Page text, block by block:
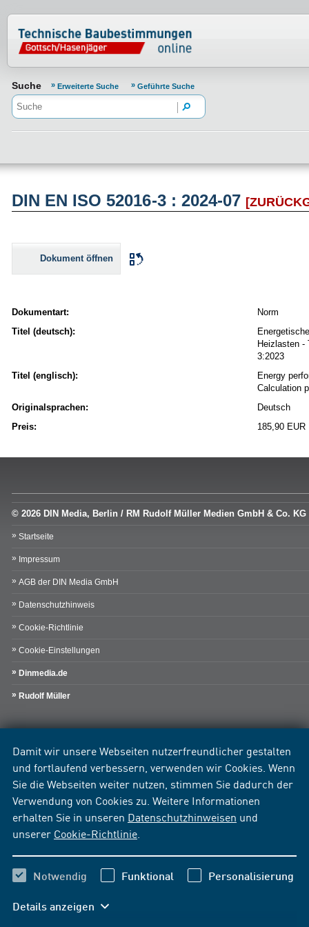
Damit wir unsere Webseiten nutzerfreundlicher gestalten
und fortlaufend verbessern, verwenden wir Cookies. Wenn
Sie die Webseiten weiter nutzen, stimmen Sie dadurch der
Verwendung von Cookies zu. Weitere Informationen
erhalten Sie in unseren Datenschutzhinweisen und
unserer Cookie-Richtlinie
Notwendig Funktional Personalisierung
Details anzeigen
Normenportal Barrierefreiheit
Suche Erweiterte Suche Geführte Suche
DIN EN ISO 52016-3 : 2024-07
Dokument öffnen
Dokumentart:
Norm
Titel (deutsch):
Heizlasten -
3:2023
Titel (englisch):
Energy
Calculation
Originalsprachen:
Deutsch
Preis:
185,90 EUR
© 2026 DIN Media, Berlin / RM Rudolf Müller Medien GmbH & Co. KG
Startseite
Impressum
AGB der DIN Media GmbH
Datenschutzhinweis
Cookie-Richtlinie
Cookie-Einstellungen
Dinmedia.de
Rudolf Müller